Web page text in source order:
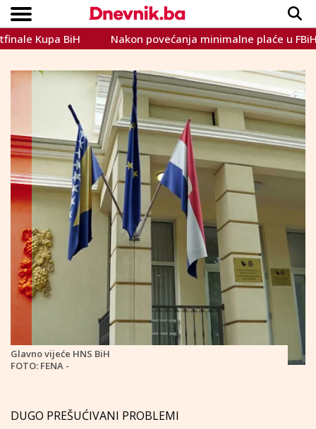
VIJESTI
SPORT
INTERVIEW
TEME
CRNA KRONIKA
LIFESTYLE
Copyright © Dnevnik.ba 2023.
BiH Nakon povećanja minimalne plaće u FBiH, pao
Glavno vijeće HNS BiH
FOTO: FENA -
DUGO PREŠUĆIVANI PROBLEMI